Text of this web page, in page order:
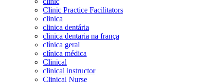
Clinic Practice Facilitators
clinica
clinica dentária
clinica dentaria na frança
clínica geral
clínica médica
Clinical
clinical instructor
Clinical Nurse